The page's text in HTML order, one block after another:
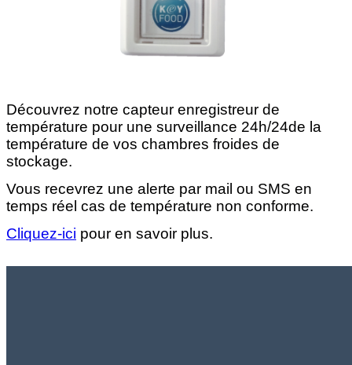
Découvrez notre capteur enregistreur de
température pour une surveillance 24h/24de la
température de vos chambres froides de
stockage.
Vous recevrez une alerte par mail ou SMS en
temps réel cas de température non conforme.
Cliquez-ici pour en savoir plus.